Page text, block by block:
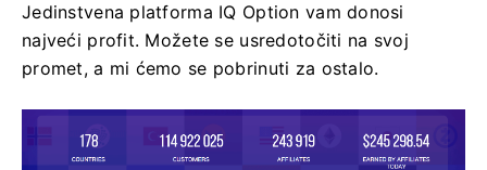
Jedinstvena platforma IQ Option vam donosi
najveći profit. Možete se usredotočiti na svoj
promet, a mi ćemo se pobrinuti za ostalo.